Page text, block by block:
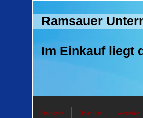
Ramsauer
Im Einkauf liegt
Startseite Über uns Aktuelles